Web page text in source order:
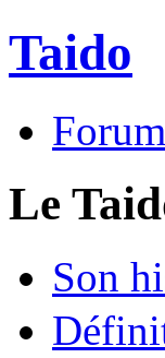
Taido
Le
Son